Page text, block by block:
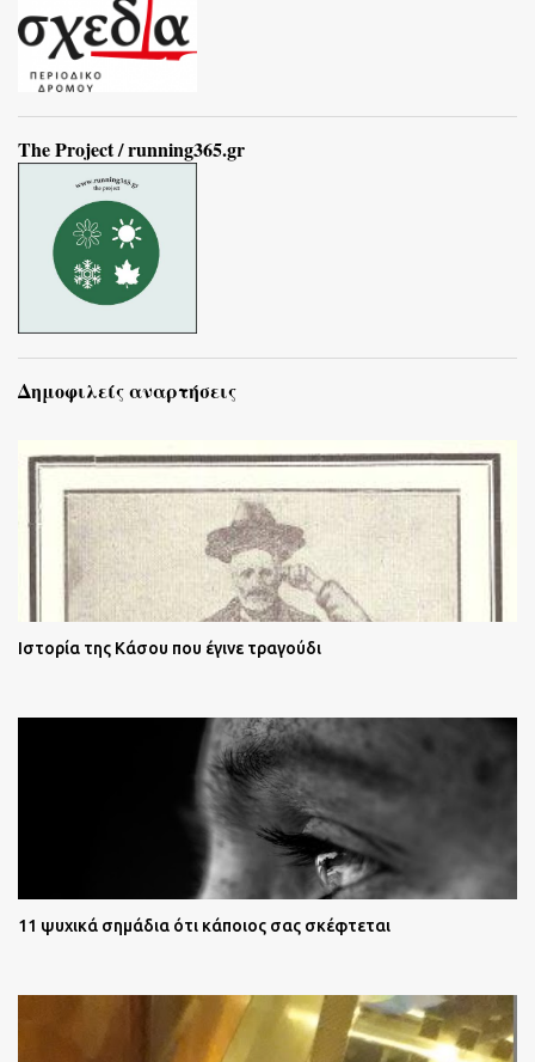
The Project / running365.gr
Δημοφιλείς αναρτήσεις
Ιστορία της Κάσου που έγινε τραγούδι
11 ψυχικά σημάδια ότι κάποιος σας σκέφτεται